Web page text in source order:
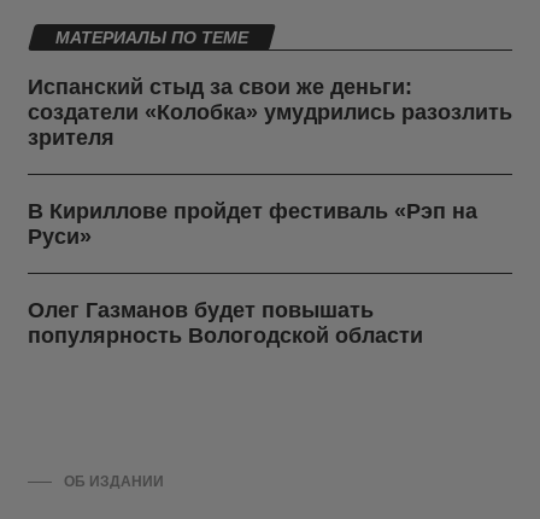
МАТЕРИАЛЫ ПО ТЕМЕ
Испанский стыд за свои же деньги:
создатели «Колобка» умудрились разозлить
зрителя
В Кириллове пройдет фестиваль «Рэп на
Руси»
Олег Газманов будет повышать
популярность Вологодской области
ОБ ИЗДАНИИ